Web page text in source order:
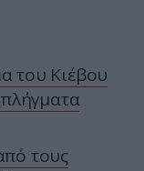
του Κιέβου
τους